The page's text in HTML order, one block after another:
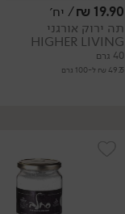
19.90
₪/ יח׳
תה ירוק אורגני
HIGHER LIVING
40 גרם
49.75 ₪ ל-100 גרם